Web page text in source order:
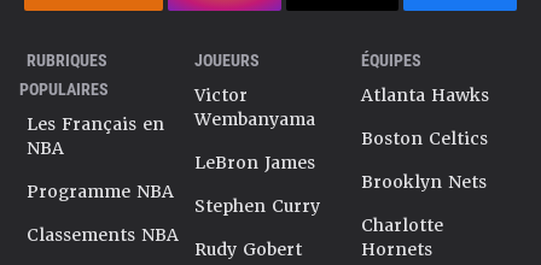
RUBRIQUES
POPULAIRES
Les Français en
NBA
Programme NBA
Classements NBA
JOUEURS
Victor
Wembanyama
LeBron James
Stephen Curry
Rudy Gobert
ÉQUIPES
Atlanta Hawks
Boston Celtics
Brooklyn Nets
Charlotte
Hornets